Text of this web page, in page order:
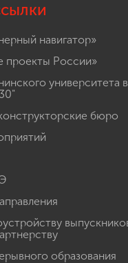
навигатор»
проекты России»
университета
бюро
образования